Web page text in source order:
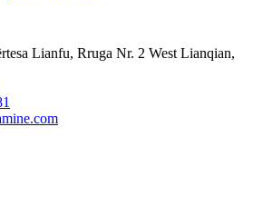
Lianfu, Rruga Nr. 2 West Lianqian,